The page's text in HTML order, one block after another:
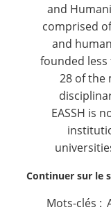
and
comprised
and
founded
28 of the
EASSH is
Continuer sur le
Mots-clés :